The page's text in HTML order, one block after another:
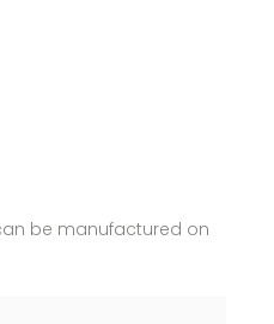
be manufactured on